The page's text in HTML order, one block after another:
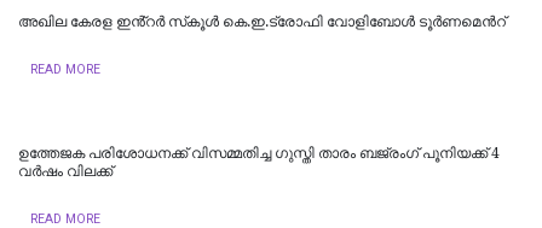
അഖില കേരള ഇൻ്റർ സ്‌കൂൾ കെ.ഇ.ട്രോഫി വോളിബോൾ ടൂർണമെന്‍റ്
READ MORE
ഉത്തേജക പരിശോധനക്ക് വിസമ്മതിച്ച ഗുസ്തി താരം ബജ്രംഗ് പൂനിയക്ക് 4
വർഷം വിലക്ക്
READ MORE